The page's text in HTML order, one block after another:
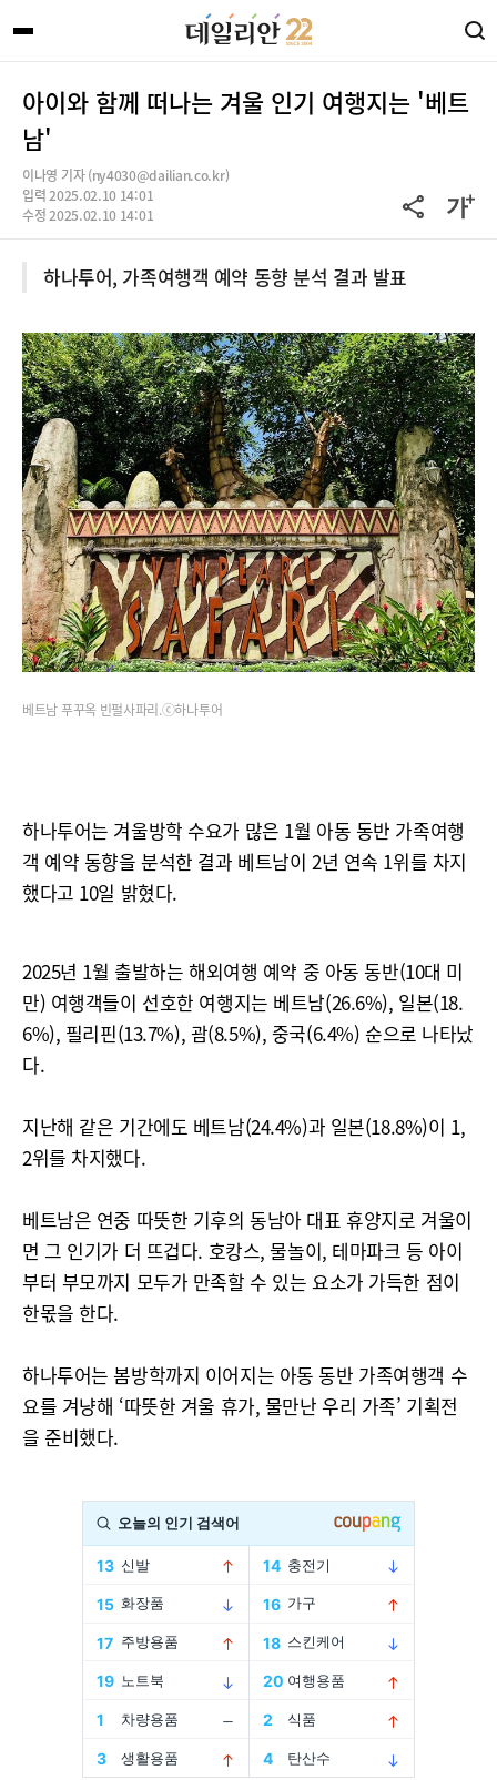
아이와 함께 떠나는 겨울 인기 여행지는 '베트
남'
이나영 기자 (ny4030@dailian.co.kr)
입력 2025.02.10 14:01
수정 2025.02.10 14:01
하나투어, 가족여행객 예약 동향 분석 결과 발표
베트남 푸꾸옥 빈펄사파리.ⓒ하나투어
하나투어는 겨울방학 수요가 많은 1월 아동 동반 가족여행
객 예약 동향을 분석한 결과 베트남이 2년 연속 1위를 차지
했다고 10일 밝혔다.
2025년 1월 출발하는 해외여행 예약 중 아동 동반(10대 미
만) 여행객들이 선호한 여행지는 베트남(26.6%), 일본(18.
6%), 필리핀(13.7%), 괌(8.5%), 중국(6.4%) 순으로 나타났
다.
지난해 같은 기간에도 베트남(24.4%)과 일본(18.8%)이 1,
2위를 차지했다.
베트남은 연중 따뜻한 기후의 동남아 대표 휴양지로 겨울이
면 그 인기가 더 뜨겁다. 호캉스, 물놀이, 테마파크 등 아이
부터 부모까지 모두가 만족할 수 있는 요소가 가득한 점이
한몫을 한다.
하나투어는 봄방학까지 이어지는 아동 동반 가족여행객 수
요를 겨냥해 ‘따뜻한 겨울 휴가, 물만난 우리 가족’ 기획전
을 준비했다.